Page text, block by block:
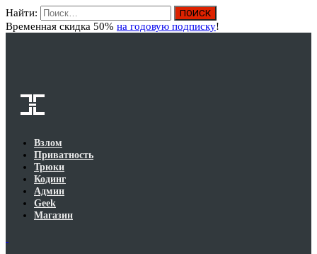
Найти:
Временная скидка 50% на годовую подписку!
Взлом
Приватность
Трюки
Кодинг
Админ
Geek
Магазин